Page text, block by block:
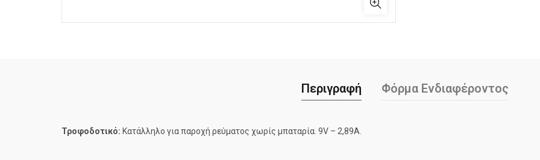
Περιγραφή Φόρμα Ενδιαφέροντος
Τροφοδοτικό: Κατάλληλο για παροχή ρεύματος χωρίς μπαταρία. 9V – 2,89A.